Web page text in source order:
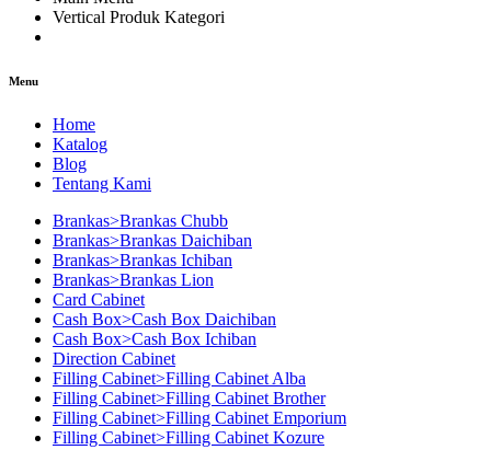
Vertical Produk Kategori
Menu
Home
Katalog
Blog
Tentang Kami
Brankas>Brankas Chubb
Brankas>Brankas Daichiban
Brankas>Brankas Ichiban
Brankas>Brankas Lion
Card Cabinet
Cash Box>Cash Box Daichiban
Cash Box>Cash Box Ichiban
Direction Cabinet
Filling Cabinet>Filling Cabinet Alba
Filling Cabinet>Filling Cabinet Brother
Filling Cabinet>Filling Cabinet Emporium
Filling Cabinet>Filling Cabinet Kozure